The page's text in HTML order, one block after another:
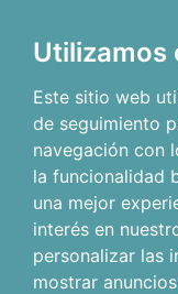
Utilizamos
Este sitio web
de seguimiento
navegación con
la funcionalidad
una mejor
interés en
personalizar las
mostrar